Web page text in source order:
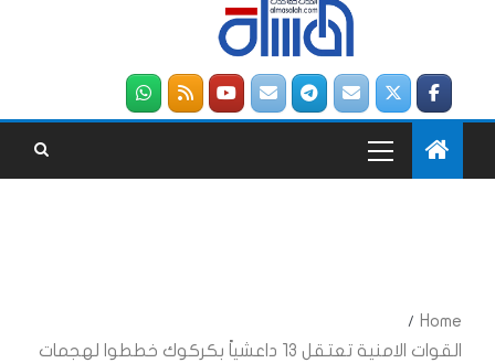
Home
القوات الامنية تعتقل 13 داعشياً بكركوك خططوا لهجمات